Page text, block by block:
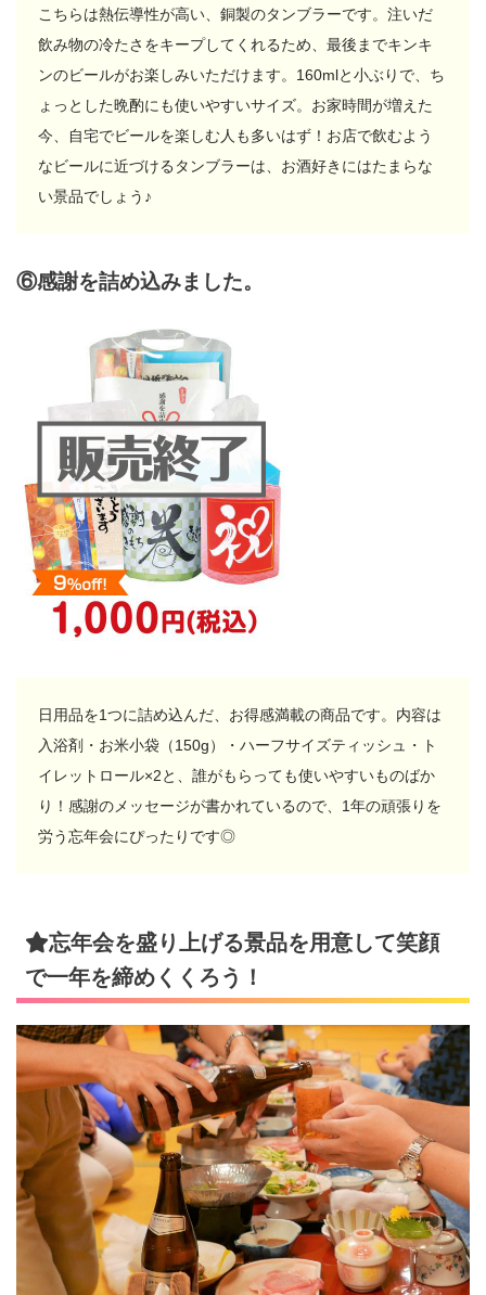
こちらは熱伝導性が高い、銅製のタンブラーです。注いだ
飲み物の冷たさをキープしてくれるため、最後までキンキ
ンのビールがお楽しみいただけます。160mlと小ぶりで、ち
ょっとした晩酌にも使いやすいサイズ。お家時間が増えた
今、自宅でビールを楽しむ人も多いはず！お店で飲むよう
なビールに近づけるタンブラーは、お酒好きにはたまらな
い景品でしょう♪
⑥感謝を詰め込みました。
日用品を1つに詰め込んだ、お得感満載の商品です。内容は
入浴剤・お米小袋（150g）・ハーフサイズティッシュ・ト
イレットロール×2と、誰がもらっても使いやすいものばか
り！感謝のメッセージが書かれているので、1年の頑張りを
労う忘年会にぴったりです◎
忘年会を盛り上げる景品を用意して笑顔
で一年を締めくくろう！